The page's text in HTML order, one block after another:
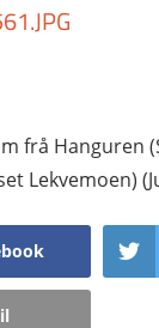
frå Hanguren
Lekvemoen)